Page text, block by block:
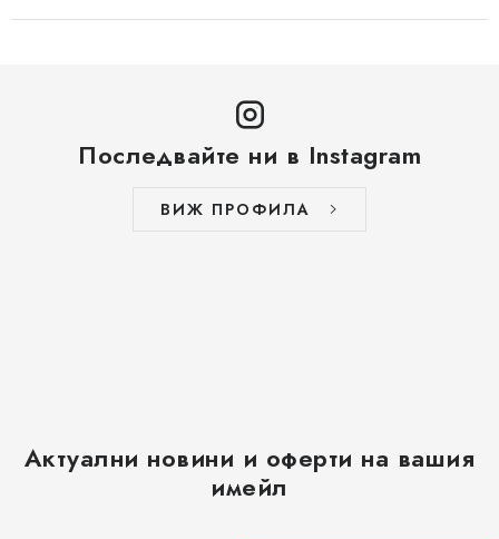
Последвайте ни в Instagram
ВИЖ ПРОФИЛА
Актуални новини и оферти на вашия
имейл